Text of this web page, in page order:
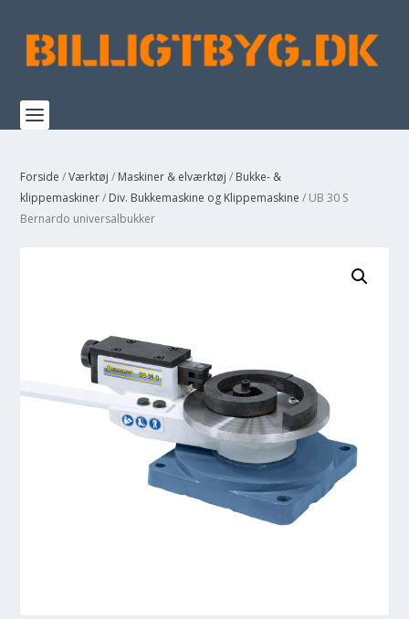
Forside /Værktøj / Maskiner & elværktøj / Bukke- &
klippemaskiner/ Div. Bukkemaskine og Klippemaskine / UB 30 S
Bernardo universalbukker